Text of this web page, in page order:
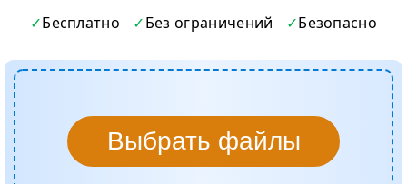
Бесплатно Без ограничений Безопасно
Выбрать файлы